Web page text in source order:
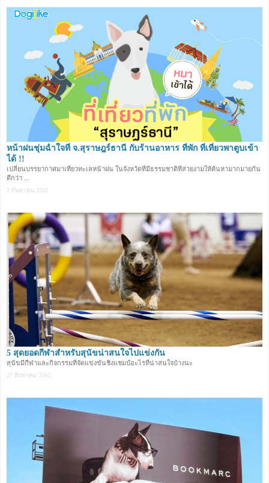
หน้าฝนชุ่มฉ่ำใจที่ จ.สุราษฎร์ธานี กับร้านอาหาร ที่พัก ที่เที่ยวพาตูบเข้า
ได้ !!
เปลี่ยนบรรยากาศมาเที่ยวทะเลหน้าฝน ในจังหวัดที่มีธรรมชาติที่สวยงามให้ค้นหามากมายกัน
ดีกว่า ...
2 กันยายน 2562
5 สุดยอดกีฬาสำหรับสุนัขน่าสนใจไปแข่งกัน
สุนัขมีกีฬาและกิจกรรมที่จัดแข่งขันชิงแชมป์อะไรที่น่าสนใจบ้างนะ
27 สิงหาคม 2562